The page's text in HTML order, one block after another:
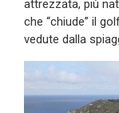
attrezzata, più
che “chiude” il
vedute dalla